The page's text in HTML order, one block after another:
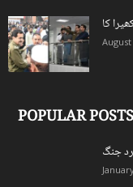
August
POPULAR POSTS
جنگ